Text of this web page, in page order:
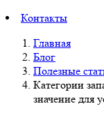
Контакты
Главная
Блог
Полезные
Категории
значение для